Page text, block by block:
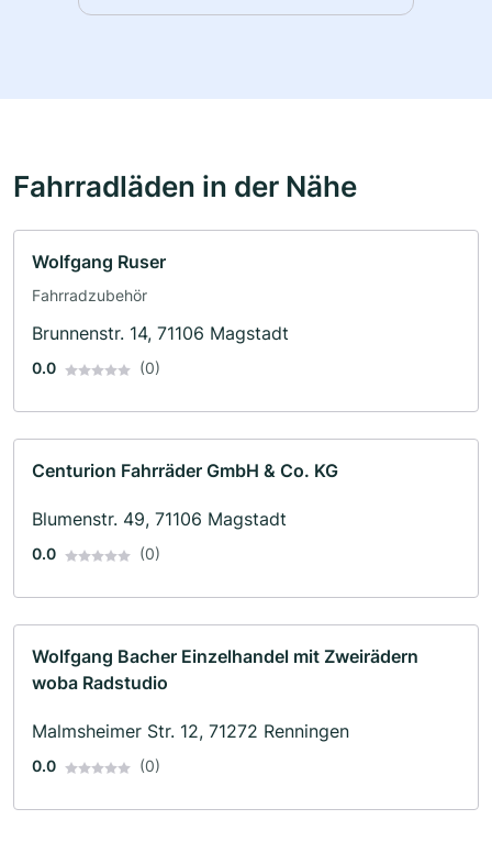
Fahrradläden in der Nähe
Wolfgang Ruser
Fahrradzubehör
Brunnenstr. 14, 71106 Magstadt
0.0 (0)
Centurion Fahrräder GmbH & Co. KG
Blumenstr. 49, 71106 Magstadt
0.0 (0)
Wolfgang Bacher Einzelhandel mit Zweirädern
woba Radstudio
Malmsheimer Str. 12, 71272 Renningen
0.0 (0)